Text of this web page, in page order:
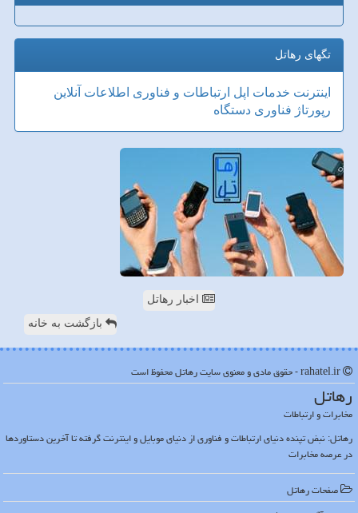
تگهای رهاتل
اینترنت خدمات اپل ارتباطات و فناوری اطلاعات آنلاین
رپورتاژ فناوری دستگاه
اخبار رهاتل
بازگشت به خانه
رهاتل
مخابرات و ارتباطات
رهاتل: نبض تپنده دنیای ارتباطات و فناوری از دنیای موبایل و اینترنت گرفته تا آخرین دستاوردها
در عرصه مخابرات
صفحات رهاتل